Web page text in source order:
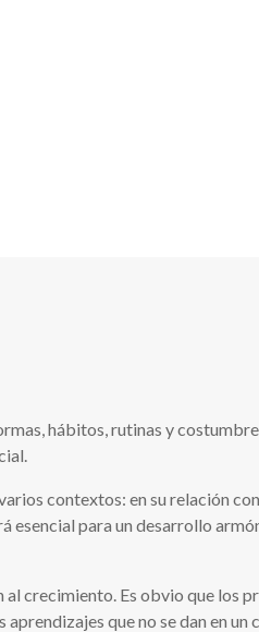
hábitos, rutinas y
contextos: en su relación
esencial para un desarrollo
crecimiento. Es obvio que los
que no se dan en un